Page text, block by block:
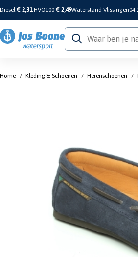
Diesel€ 2,31 HVO100 € 2,49Waterstand Vlissingen
Home / Kleding & Schoenen / Herenschoenen /